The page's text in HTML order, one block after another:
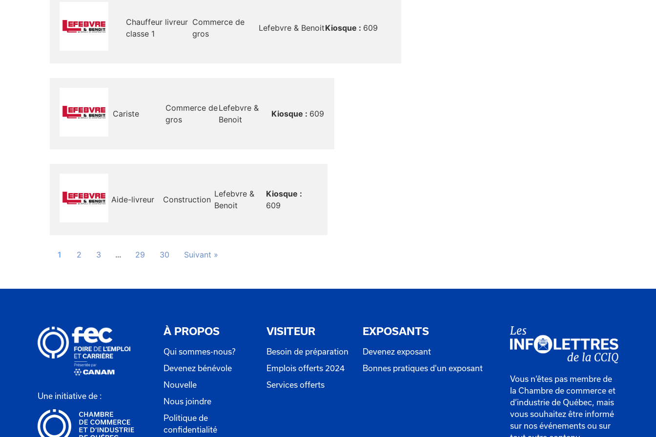
Chauffeur livreur
classe 1
Commerce de
gros
Lefebvre & BenoitKiosque : 609
Cariste
Commerce de
gros
Lefebvre &
Benoit
Kiosque : 609
Aide-livreur Construction
Lefebvre &
Benoit
Kiosque :
609
1 2 3 … 29 30 Suivant »
Une initiative de :
À PROPOS
Qui sommes-nous?
Devenez bénévole
Nouvelle
Nous joindre
Politique de
confidentialité
VISITEUR
Besoin de préparation
Emplois offerts 2024
Services offerts
EXPOSANTS
Devenez exposant
Bonnes pratiques d'un exposant
Vous n’êtes pas membre de
la Chambre de commerce et
d’industrie de Québec, mais
vous souhaitez être informé
sur nos événements ou sur